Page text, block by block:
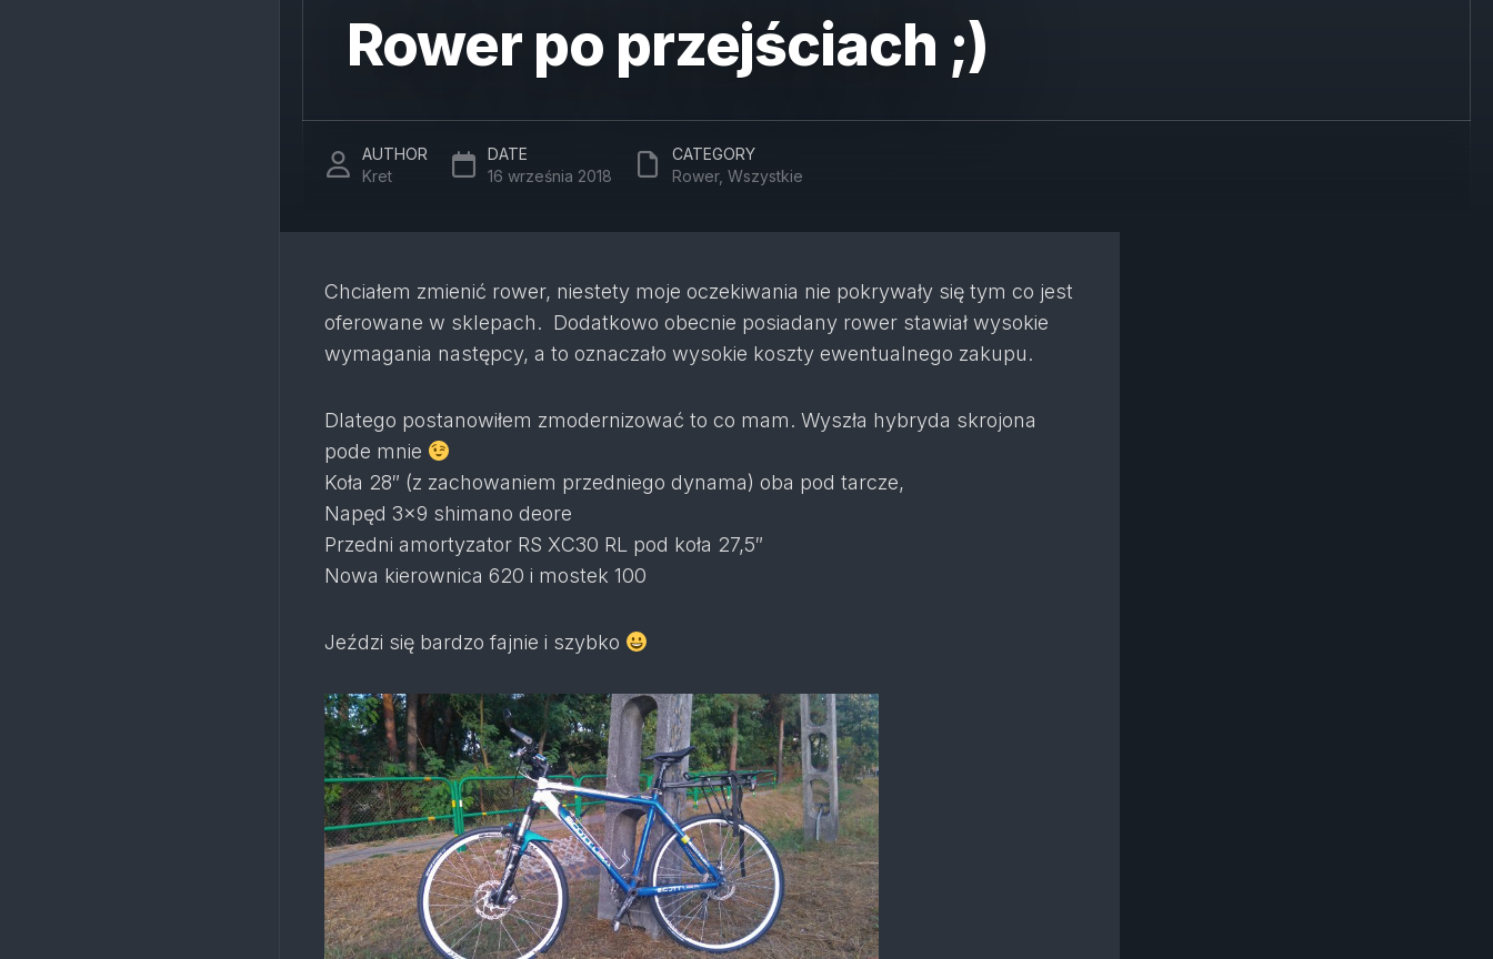
Rower po przejściach ;)
AUTHOR
Kret
DATE
16 września 2018
CATEGORY
Rower, Wszystkie
Chciałem zmienić rower, niestety moje oczekiwania nie pokrywały się tym co jest
oferowane w sklepach. Dodatkowo obecnie posiadany rower stawiał wysokie
wymagania następcy, a to oznaczało wysokie koszty ewentualnego zakupu.
Dlatego postanowiłem zmodernizować to co mam. Wyszła hybryda skrojona
pode mnie
Koła 28″ (z zachowaniem przedniego dynama) oba pod tarcze,
Napęd 3×9 shimano deore
Przedni amortyzator RS XC30 RL pod koła 27,5″
Nowa kierownica 620 i mostek 100
Jeździ się bardzo fajnie i szybko